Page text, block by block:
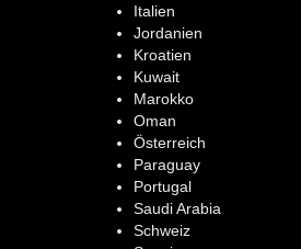
Italien
Jordanien
Kroatien
Kuwait
Marokko
Oman
Österreich
Paraguay
Portugal
Saudi Arabia
Schweiz